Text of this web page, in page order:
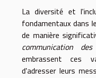
La diversité et
fondamentaux dans
de manière
communication
embrassent ces
d'adresser leurs